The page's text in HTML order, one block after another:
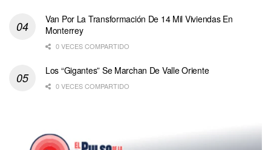
Van Por La Transformación De 14 Mil Viviendas En
Monterrey
0 VECES COMPARTIDO
Los “Gigantes” Se Marchan De Valle Oriente
0 VECES COMPARTIDO